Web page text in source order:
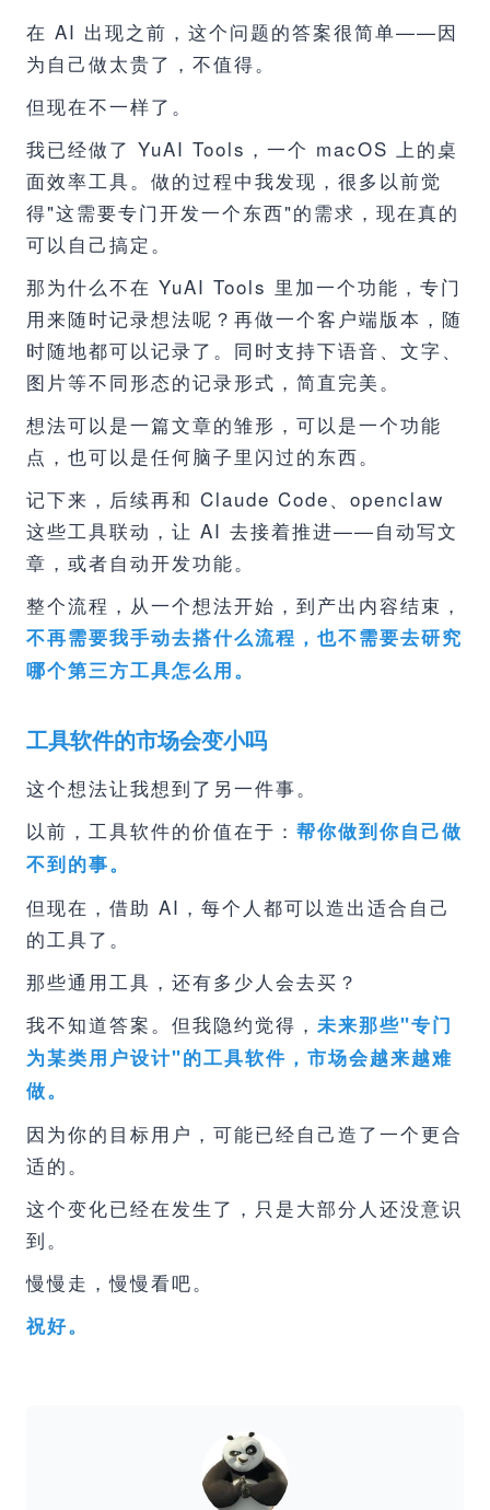
在 AI 出现之前，这个问题的答案很简单——因
为自己做太贵了，不值得。
但现在不一样了。
我已经做了 YuAI Tools，一个 macOS 上的桌
面效率工具。做的过程中我发现，很多以前觉
得"这需要专门开发一个东西"的需求，现在真的
可以自己搞定。
那为什么不在 YuAI Tools 里加一个功能，专门
用来随时记录想法呢？再做一个客户端版本，随
时随地都可以记录了。同时支持下语音、文字、
图片等不同形态的记录形式，简直完美。
想法可以是一篇文章的雏形，可以是一个功能
点，也可以是任何脑子里闪过的东西。
记下来，后续再和 Claude Code、openclaw
这些工具联动，让 AI 去接着推进——自动写文
章，或者自动开发功能。
整个流程，从一个想法开始，到产出内容结束，
不再需要我手动去搭什么流程，也不需要去研究
哪个第三方工具怎么用。
工具软件的市场会变小吗
这个想法让我想到了另一件事。
以前，工具软件的价值在于： 帮你做到你自己做
不到的事。
但现在，借助 AI，每个人都可以造出适合自己
的工具了。
那些通用工具，还有多少人会去买？
我不知道答案。但我隐约觉得， 未来那些"专门
为某类用户设计"的工具软件，市场会越来越难
做。
因为你的目标用户，可能已经自己造了一个更合
适的。
这个变化已经在发生了，只是大部分人还没意识
到。
慢慢走，慢慢看吧。
祝好。